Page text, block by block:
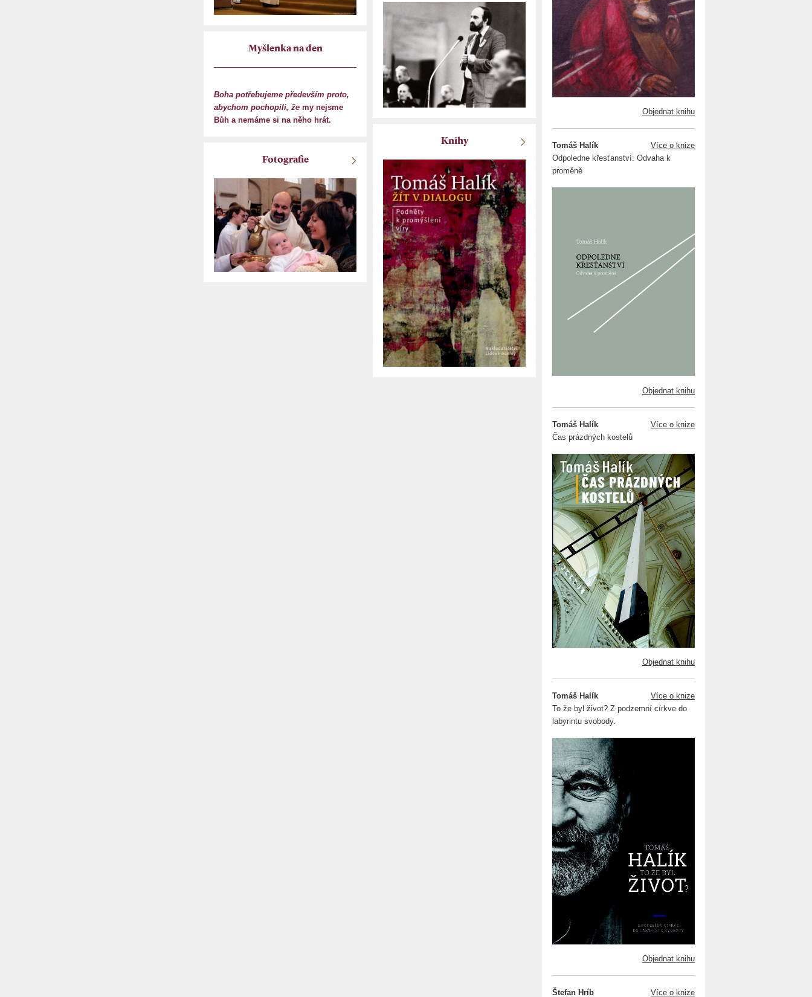
Objednat knihu
Tomáš Halík
Více o knize
Odpoledne křesťanství: Odvaha k
proměně
Objednat knihu
Tomáš Halík
Více o knize
Čas prázdných kostelů
Objednat knihu
Tomáš Halík
Více o knize
To že byl život? Z podzemní církve do
labyrintu svobody.
Objednat knihu
Štefan Hríb Více o knize
Myšlenka na den
Boha potřebujeme především proto,
abychom pochopili, že my nejsme
Bůh a nemáme si na něho hrát.
Knihy
Fotografie